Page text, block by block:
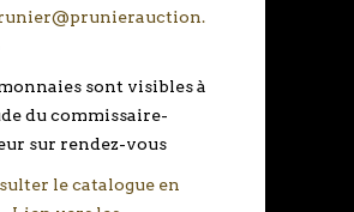
sont visibles à
du commissaire-
sur rendez-vous
le catalogue en